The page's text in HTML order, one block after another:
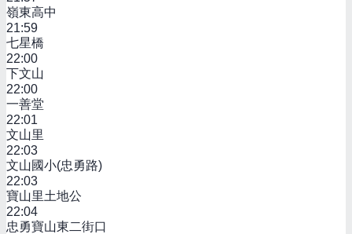
嶺東高中
21:59
七星橋
22:00
下文山
22:00
一善堂
22:01
文山里
22:03
文山國小(忠勇路)
22:03
寶山里土地公
22:04
忠勇寶山東二街口